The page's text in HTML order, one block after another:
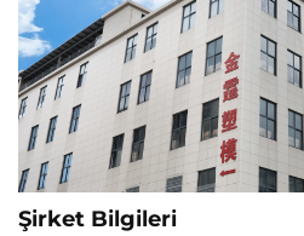
Şirket Bilgileri